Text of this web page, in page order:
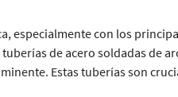
especialmente con los
de acero soldadas de
Estas tuberías son